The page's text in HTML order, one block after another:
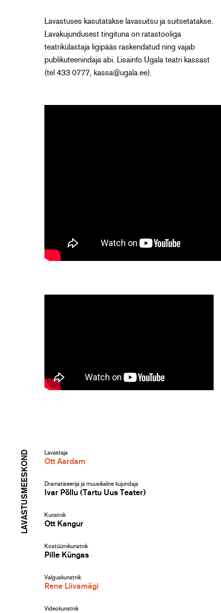
Lavastuses kasutatakse lavasuitsu ja suitsetatakse.
Lavakujundusest tingituna on ratastooliga
teatrikülastaja ligipääs raskendatud ning vajab
publikuteenindaja abi. Lisainfo Ugala teatri kassast
(tel 433 0777, kassa@ugala.ee).
LAVASTUSMEESKOND Lavastaja
Ott Aardam
Dramatiseerija ja muusikaline kujundaja
Ivar Põllu (Tartu Uus Teater)
Kunstnik
Ott Kangur
Kostüümikunstnik
Pille Küngas
Valguskunstnik
Rene Liivamägi
Videokunstnik